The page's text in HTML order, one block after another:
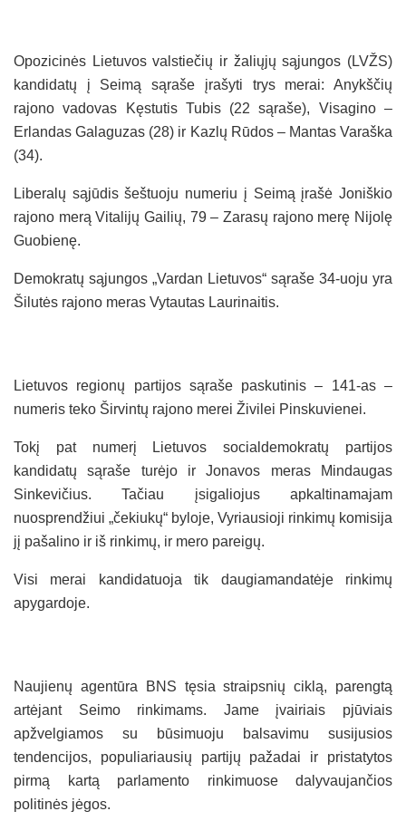
Opozicinės Lietuvos valstiečių ir žaliųjų sąjungos (LVŽS)
kandidatų į Seimą sąraše įrašyti trys merai: Anykščių
rajono vadovas Kęstutis Tubis (22 sąraše), Visagino –
Erlandas Galaguzas (28) ir Kazlų Rūdos – Mantas Varaška
(34).
Liberalų sąjūdis šeštuoju numeriu į Seimą įrašė Joniškio
rajono merą Vitalijų Gailių, 79 – Zarasų rajono merę Nijolę
Guobienę.
Demokratų sąjungos „Vardan Lietuvos“ sąraše 34-uoju yra
Šilutės rajono meras Vytautas Laurinaitis.
Lietuvos regionų partijos sąraše paskutinis – 141-as –
numeris teko Širvintų rajono merei Živilei Pinskuvienei.
Tokį pat numerį Lietuvos socialdemokratų partijos
kandidatų sąraše turėjo ir Jonavos meras Mindaugas
Sinkevičius. Tačiau įsigaliojus apkaltinamajam
nuosprendžiui „čekiukų“ byloje, Vyriausioji rinkimų komisija
jį pašalino ir iš rinkimų, ir mero pareigų.
Visi merai kandidatuoja tik daugiamandatėje rinkimų
apygardoje.
Naujienų agentūra BNS tęsia straipsnių ciklą, parengtą
artėjant Seimo rinkimams. Jame įvairiais pjūviais
apžvelgiamos su būsimuoju balsavimu susijusios
tendencijos, populiariausių partijų pažadai ir pristatytos
pirmą kartą parlamento rinkimuose dalyvaujančios
politinės jėgos.